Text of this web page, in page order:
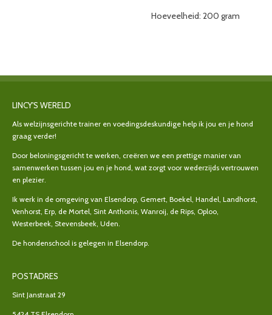
Hoeveelheid: 200 gram
LINCY'S WERELD
Als welzijnsgerichte trainer en voedingsdeskundige help ik jou en je hond
graag verder!
Door beloningsgericht te werken, creëren we een prettige manier van
samenwerken tussen jou en je hond, wat zorgt voor wederzijds vertrouwen
en plezier.
Ik werk in de omgeving van Elsendorp, Gemert, Boekel, Handel, Landhorst,
Venhorst, Erp, de Mortel, Sint Anthonis, Wanroij, de Rips, Oploo,
Westerbeek, Stevensbeek, Uden.
De hondenschool is gelegen in Elsendorp.
POSTADRES
Sint Janstraat 29